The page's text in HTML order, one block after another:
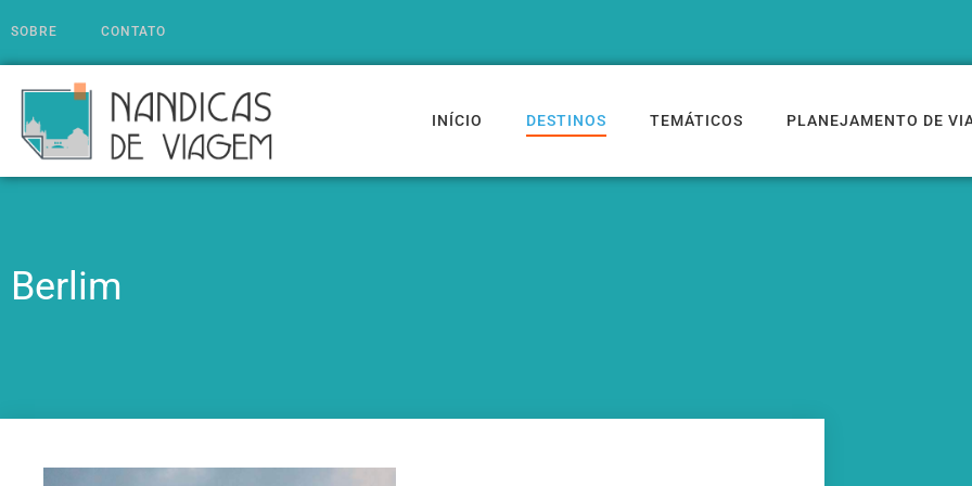
SOBRE CONTATO
INÍCIO DESTINOS TEMÁTICOS PLANEJAMENTO DE
Berlim